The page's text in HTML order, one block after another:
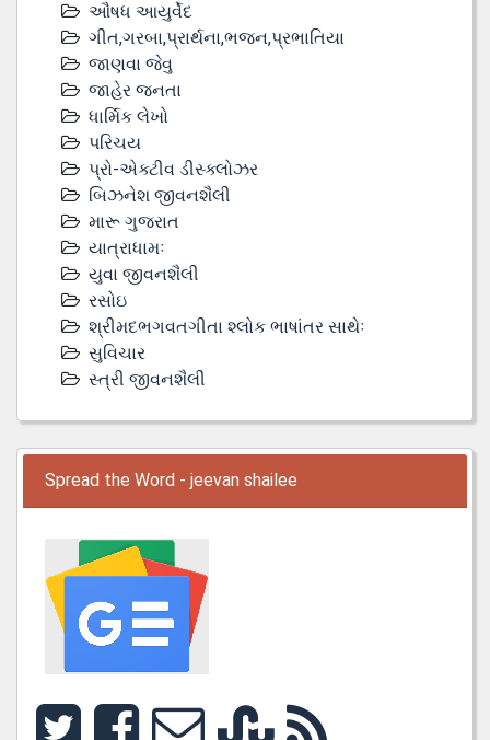
ઔષધ આયુર્વેદ
ગીત,ગરબા,પ્રાર્થના,ભજન,પ્રભાતિયા
જાણવા જેવુ
જાહેર જનતા
ધાર્મિક લેખો
પરિચય
પ્રો-એક્ટીવ ડીસ્‍ક્લોઝર
બિઝનેશ જીવનશૈલી
મારૂ ગુજરાત
યાત્રાધામઃ
યુવા જીવનશૈલી
રસોઇ
શ્રીમદભગવતગીતા શ્લોક ભાષાંતર સાથેઃ
સુવિચાર
સ્ત્રી જીવનશૈલી
Spread the Word - jeevan shailee